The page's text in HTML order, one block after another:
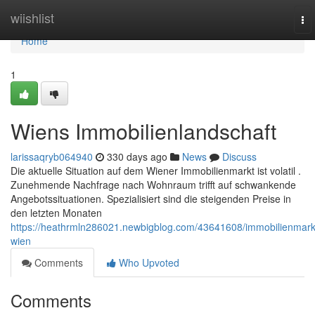
wiishlist
Home
Home
1
Wiens Immobilienlandschaft
larissaqryb064940 330 days ago News
Discuss
Die aktuelle Situation auf dem Wiener Immobilienmarkt ist volatil .
Zunehmende Nachfrage nach Wohnraum trifft auf schwankende
Angebotssituationen. Spezialisiert sind die steigenden Preise in
den letzten Monaten
https://heathrmln286021.newbigblog.com/43641608/
wien
Comments
Who Upvoted
Comments